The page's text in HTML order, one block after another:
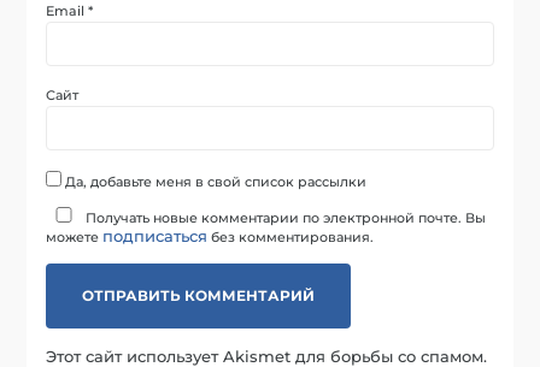
Email*
Сайт
Да, добавьте меня в свой список рассылки
Получать новые комментарии по электронной почте. Вы
можете подписаться без комментирования.
Этот сайт использует Akismet для борьбы со спамом.